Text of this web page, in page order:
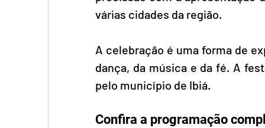
várias cidades da região.
A celebração é uma forma de
dança, da música e da fé. A
pelo município de Ibiá.
Confira a programação